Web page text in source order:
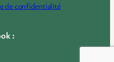
de confidentialité
: